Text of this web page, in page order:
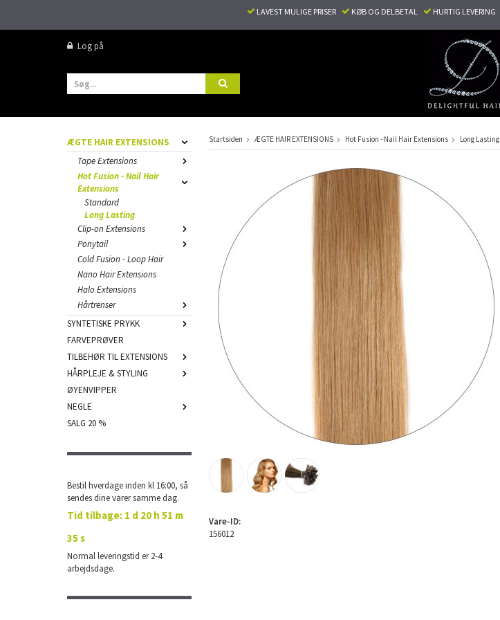
LAVEST MULIGE PRISER KØB OG DELBETAL HURTIG LEVERING
Log på
ÆGTE HAIR EXTENSIONS
Tape Extensions
Hot Fusion - Nail Hair
Extensions
Standard
Long Lasting
Clip-on Extensions
Ponytail
Cold Fusion - Loop Hair
Nano Hair Extensions
Halo Extensions
Hårtrenser
SYNTETISKE PRYKK
FARVEPRØVER
TILBEHØR TIL EXTENSIONS
HÅRPLEJE & STYLING
ØYENVIPPER
NEGLE
SALG 20 %
Bestil hverdage inden kl 16:00, så
sendes dine varer samme dag.
Tid tilbage: 1 d 20 h 51 m
35 s
Normal leveringstid er 2-4
arbejdsdage.
Startsiden ÆGTE HAIR EXTENSIONS Hot Fusion - Nail Hair Extensions Long Lasting
Vare-ID:
156012